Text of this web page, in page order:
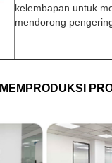
kelembapan untuk
mendorong